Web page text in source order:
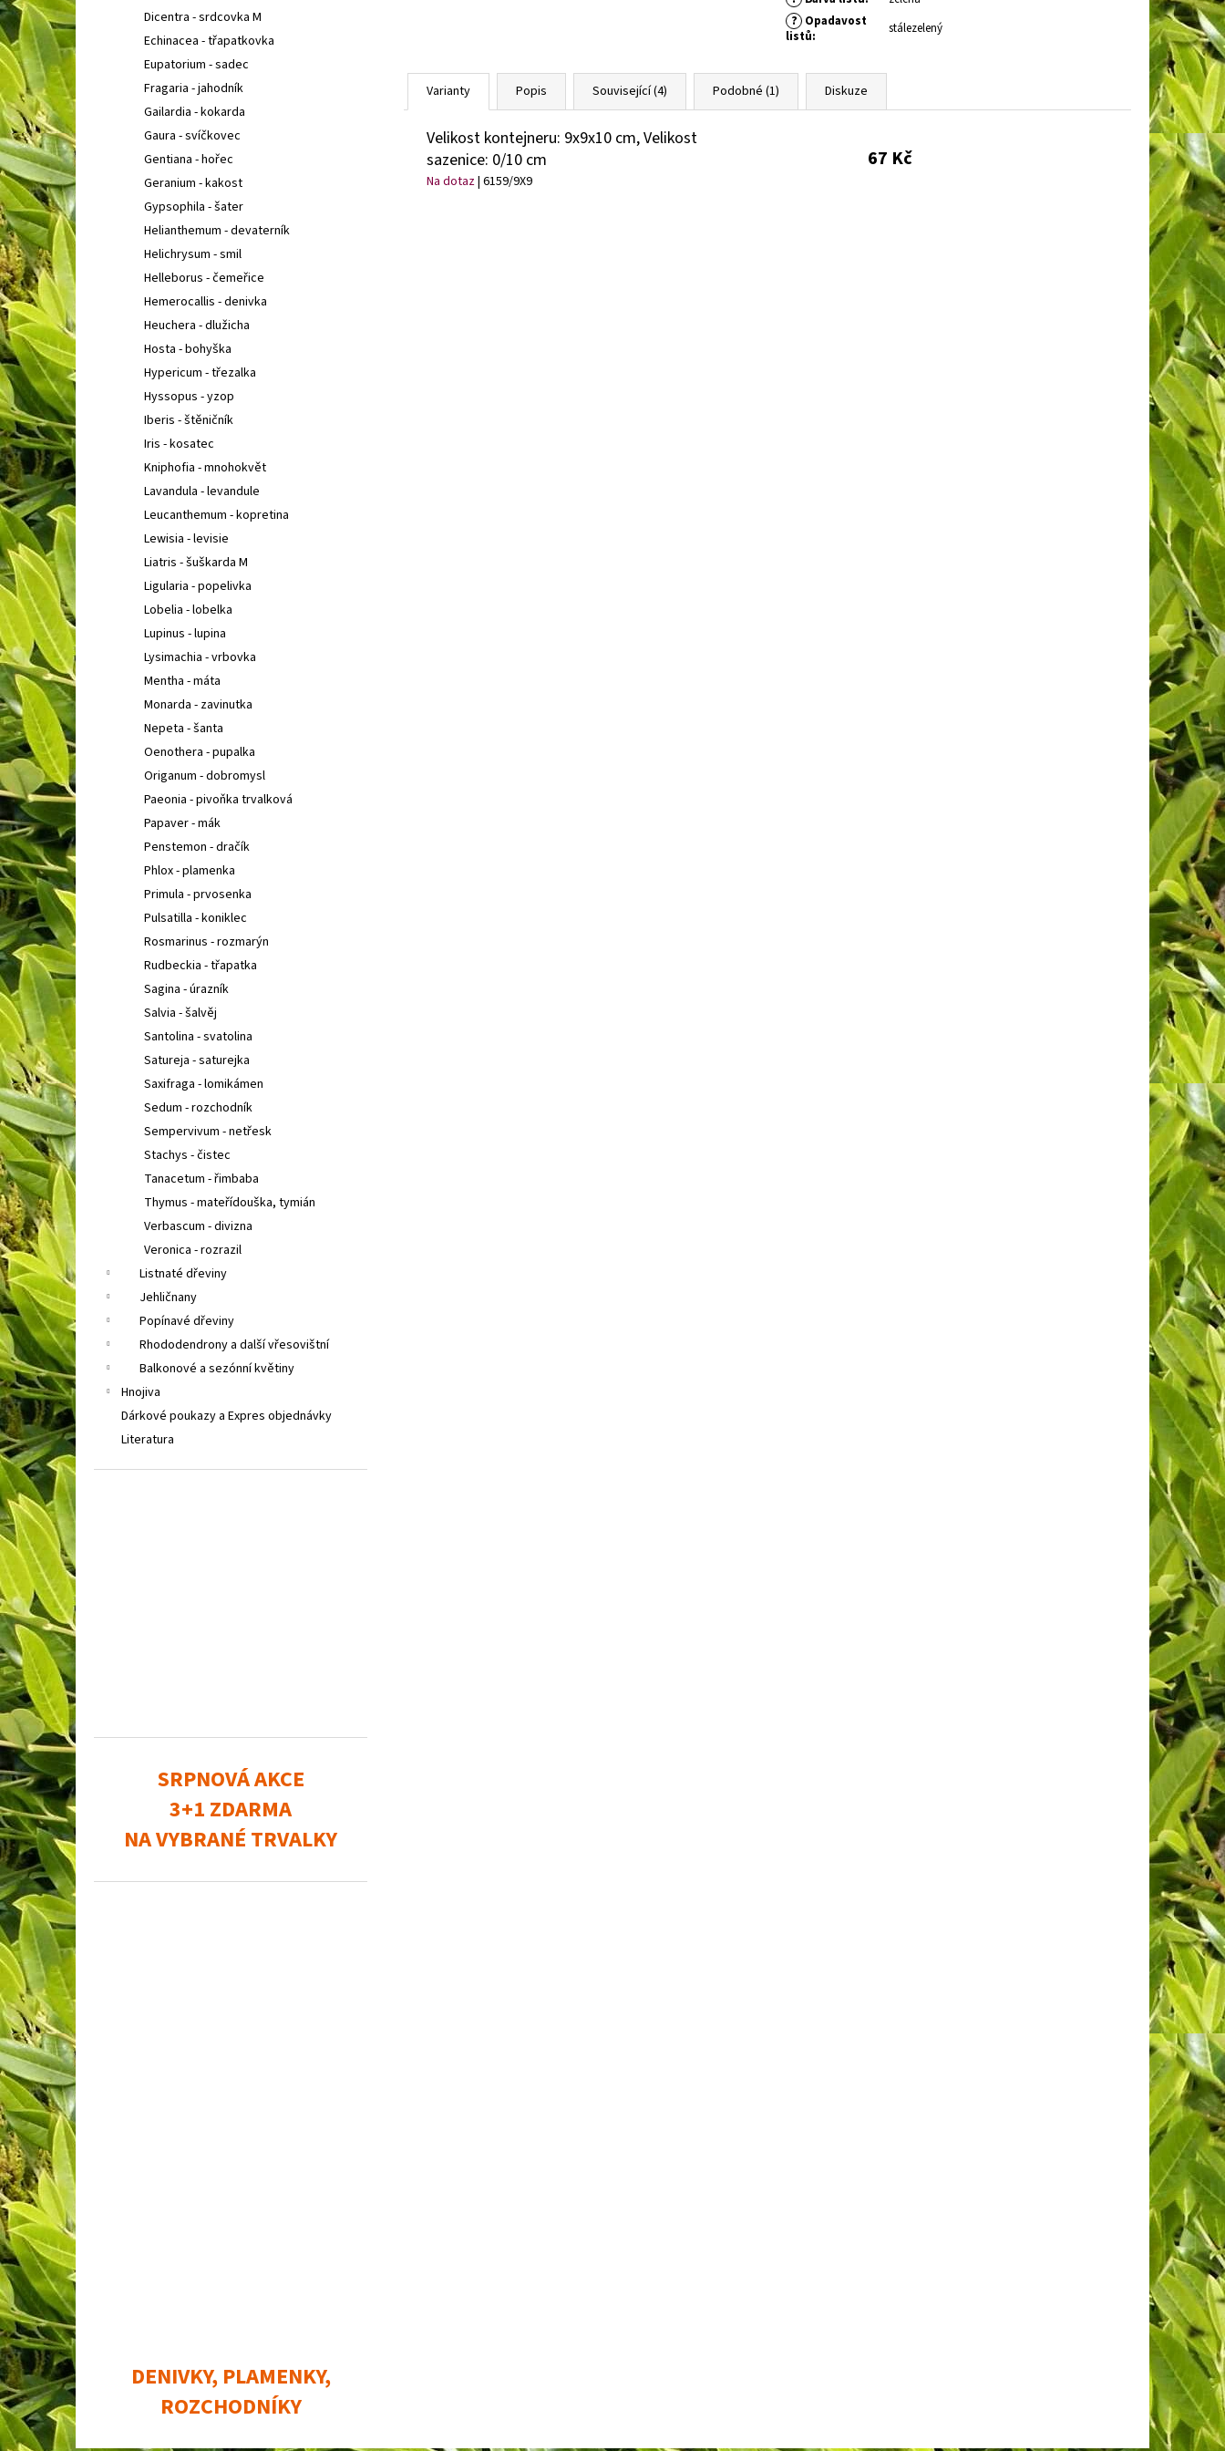
Dicentra - srdcovka M
Echinacea - třapatkovka
Eupatorium - sadec
Fragaria - jahodník
Gailardia - kokarda
Gaura - svíčkovec
Gentiana - hořec
Geranium - kakost
Gypsophila - šater
Helianthemum - devaterník
Helichrysum - smil
Helleborus - čemeřice
Hemerocallis - denivka
Heuchera - dlužicha
Hosta - bohyška
Hypericum - třezalka
Hyssopus - yzop
Iberis - štěničník
Iris - kosatec
Kniphofia - mnohokvět
Lavandula - levandule
Leucanthemum - kopretina
Lewisia - levisie
Liatris - šuškarda M
Ligularia - popelivka
Lobelia - lobelka
Lupinus - lupina
Lysimachia - vrbovka
Mentha - máta
Monarda - zavinutka
Nepeta - šanta
Oenothera - pupalka
Origanum - dobromysl
Paeonia - pivoňka trvalková
Papaver - mák
Penstemon - dračík
Phlox - plamenka
Primula - prvosenka
Pulsatilla - koniklec
Rosmarinus - rozmarýn
Rudbeckia - třapatka
Sagina - úrazník
Salvia - šalvěj
Santolina - svatolina
Satureja - saturejka
Saxifraga - lomikámen
Sedum - rozchodník
Sempervivum - netřesk
Stachys - čistec
Tanacetum - řimbaba
Thymus - mateřídouška, tymián
Verbascum - divizna
Veronica - rozrazil
Listnaté dřeviny
Jehličnany
Popínavé dřeviny
Rhododendrony a další vřesovištní
Balkonové a sezónní květiny
Hnojiva
Dárkové poukazy a Expres objednávky
Literatura
SRPNOVÁ AKCE
3+1 ZDARMA
NA VYBRANÉ TRVALKY
DENIVKY, PLAMENKY,
ROZCHODNÍKY
? Opadavost
listů: stálezelený
Varianty Popis Související (4) Podobné (1) Diskuze
Velikost kontejneru: 9x9x10 cm, Velikost
sazenice: 0/10 cm
Na dotaz| 6159/9X9
67 Kč